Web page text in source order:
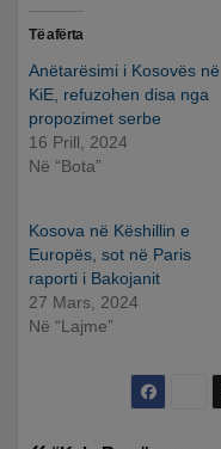
Të afërta
Anëtarësimi i Kosovës në
KiE, refuzohen disa nga
propozimet serbe
16 Prill, 2024
Në “Bota”
Kosova në Këshillin e
Europës, sot në Paris
raporti i Bakojanit
27 Mars, 2024
Në “Lajme”